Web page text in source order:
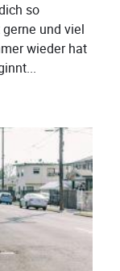
so
und viel
wieder hat